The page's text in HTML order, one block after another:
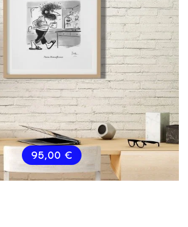
95,00 €